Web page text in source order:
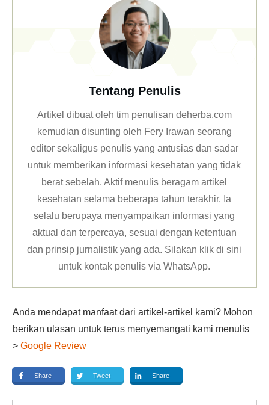
Tentang Penulis
Artikel dibuat oleh tim penulisan deherba.com
kemudian disunting oleh Fery Irawan seorang
editor sekaligus penulis yang antusias dan sadar
untuk memberikan informasi kesehatan yang tidak
berat sebelah. Aktif menulis beragam artikel
kesehatan selama beberapa tahun terakhir. Ia
selalu berupaya menyampaikan informasi yang
aktual dan terpercaya, sesuai dengan ketentuan
dan prinsip jurnalistik yang ada. Silakan klikdi sini
untuk kontak penulis via WhatsApp.
Anda mendapat manfaat dari artikel-artikel kami? Mohon
berikan ulasan untuk terus menyemangati kami menulis
> Google Review
Share Tweet Share